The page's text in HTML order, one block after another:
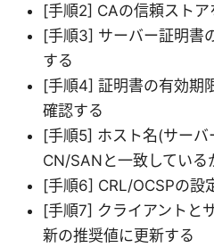
[手順2] CAの信頼ストア
[手順3] サーバー証明書
する
[手順4] 証明書の有効期
確認する
[手順5] ホスト名(サーバ
CN/SANと一致している
[手順6] CRL/OCSPの設
[手順7] クライアントと
新の推奨値に更新する